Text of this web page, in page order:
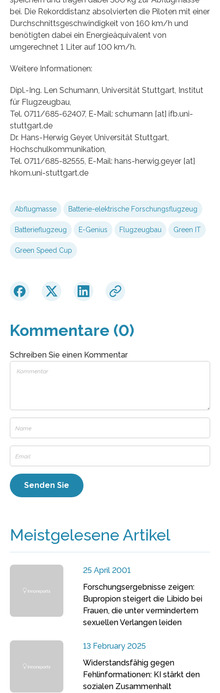
bei. Die Rekorddistanz absolvierten die Piloten mit einer
Durchschnittsgeschwindigkeit von 160 km/h und
benötigten dabei ein Energieäquivalent von
umgerechnet 1 Liter auf 100 km/h.
Weitere Informationen:
Dipl.-Ing. Len Schumann, Universität Stuttgart, Institut
für Flugzeugbau,
Tel. 0711/685-62407, E-Mail: schumann [at] ifb.uni-
stuttgart.de
Dr. Hans-Herwig Geyer, Universität Stuttgart,
Hochschulkommunikation,
Tel. 0711/685-82555, E-Mail: hans-herwig.geyer [at]
hkom.uni-stuttgart.de
Abflugmasse Batterie-elektrische Forschungsflugzeug
Batterieflugzeug E-Genius Flugzeugbau Green IT
Green Speed Cup
Kommentare (0)
Schreiben Sie einen Kommentar
Meistgelesene Artikel
25 April 2001
Forschungsergebnisse zeigen:
Bupropion steigert die Libido bei
Frauen, die unter vermindertem
sexuellen Verlangen leiden
13 February 2025
Widerstandsfähig gegen
Fehlinformationen: KI stärkt den
sozialen Zusammenhalt